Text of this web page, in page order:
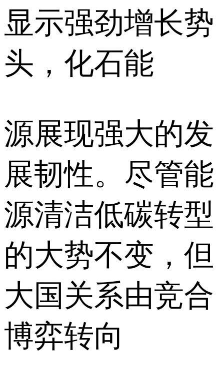
显示强劲增长势
头，化石能
源展现强大的发
展韧性。尽管能
源清洁低碳转型
的大势不变，但
大国关系由竞合
博弈转向